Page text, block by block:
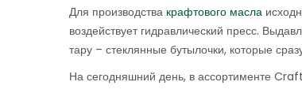
Для производства крафтового масла
воздействует гидравлический пресс.
тару – стеклянные бутылочки, которые
На сегодняшний день, в ассортименте